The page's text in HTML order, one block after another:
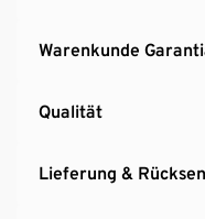
Warenkunde
Qualität
Lieferung &